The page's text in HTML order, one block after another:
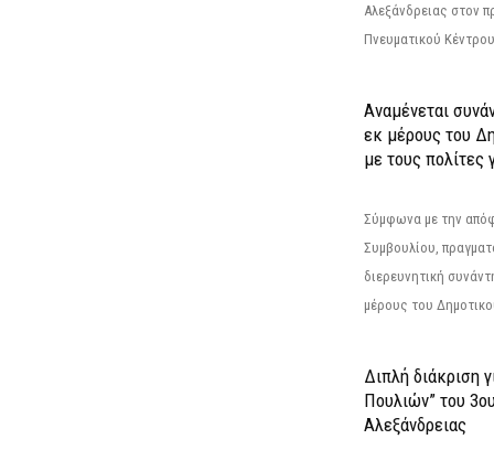
Αλεξάνδρειας στον
Πνευματικού
Αναμένεται
εκ μέρους του
με τους πολίτες
Σύμφωνα με την
Συμβουλίου,
διερευνητική
μέρους του
Διπλή διάκριση
Πουλιών” του
Αλεξάνδρειας